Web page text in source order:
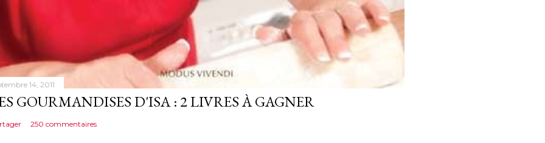
14, 2011
GOURMANDISES D'ISA : 2 LIVRES À GAGNER
250 commentaires